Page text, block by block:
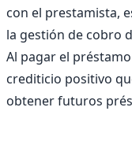
con el prestamista,
la gestión de cobro
Al pagar el
crediticio positivo
obtener futuros